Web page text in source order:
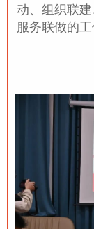
动、组织联建
服务联做的